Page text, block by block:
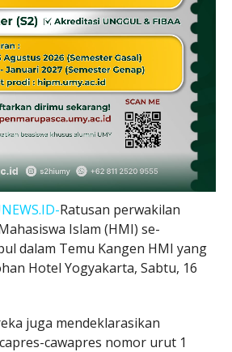
Ratusan perwakilan
Islam (HMI) se-
dalam Temu Kangen HMI yang
Hotel Yogyakarta, Sabtu, 16
juga mendeklarasikan
cawapres nomor urut 1